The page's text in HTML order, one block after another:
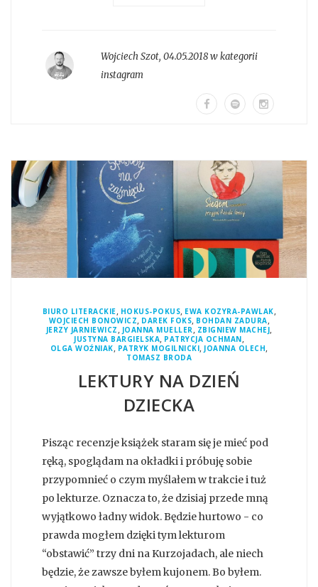
Wojciech Szot, 04.05.2018 w kategorii
instagram
BIURO LITERACKIE, HOKUS-POKUS, EWA KOZYRA-PAWLAK,
WOJCIECH BONOWICZ, DAREK FOKS, BOHDAN ZADURA,
JERZY JARNIEWICZ , JOANNA MUELLER, ZBIGNIEW MACHEJ,
JUSTYNA BARGIELSKA, PATRYCJA OCHMAN,
OLGA WOŹNIAK, PATRYK MOGILNICKI, JOANNA OLECH,
TOMASZ BRODA
LEKTURY NA DZIEŃ
DZIECKA
Pisząc recenzje książek staram się je mieć pod
ręką, spoglądam na okładki i próbuję sobie
przypomnieć o czym myślałem w trakcie i tuż
po lekturze. Oznacza to, że dzisiaj przede mną
wyjątkowo ładny widok. Będzie hurtowo - co
prawda mogłem dzięki tym lekturom
“obstawić” trzy dni na Kurzojadach, ale niech
będzie, że zawsze byłem kujonem. Bo byłem.